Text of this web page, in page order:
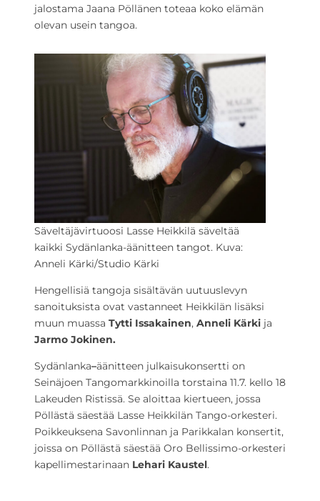
jalostama Jaana Pöllänen toteaa koko elämän
olevan usein tangoa.
Säveltäjävirtuoosi Lasse Heikkilä säveltää
kaikki Sydänlanka-äänitteen tangot. Kuva:
Anneli Kärki/Studio Kärki
Hengellisiä tangoja sisältävän uutuuslevyn
sanoituksista ovat vastanneet Heikkilän lisäksi
muun muassa Tytti Issakainen, Anneli Kärki ja
Jarmo Jokinen.
Sydänlanka–äänitteen julkaisukonsertti on
Seinäjoen Tangomarkkinoilla torstaina 11.7. kello 18
Lakeuden Ristissä. Se aloittaa kiertueen, jossa
Pöllästä säestää Lasse Heikkilän Tango-orkesteri.
Poikkeuksena Savonlinnan ja Parikkalan konsertit,
joissa on Pöllästä säestää Oro Bellissimo-orkesteri
kapellimestarinaan Lehari Kaustel.